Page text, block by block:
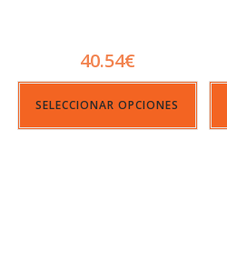
40.54€
SELECCIONAR OPCIONES